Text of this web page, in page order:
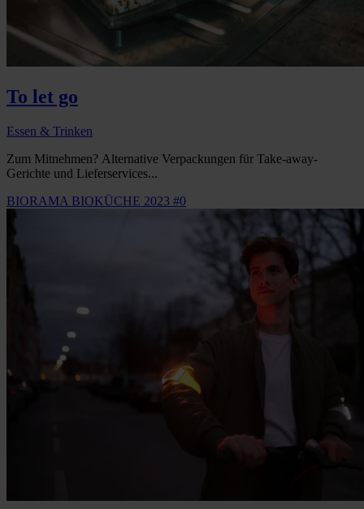
To let go
Essen & Trinken
Zum Mitnehmen? Alternative Verpackungen für Take-away-
Gerichte und Lieferservices...
BIORAMA BIOKÜCHE 2023 #0